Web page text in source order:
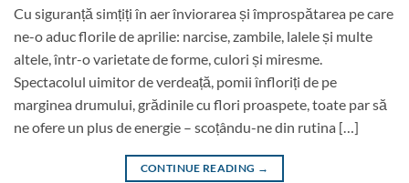
Cu siguranță simțiți în aer înviorarea și împrospătarea pe care
ne-o aduc florile de aprilie: narcise, zambile, lalele și multe
altele, într-o varietate de forme, culori și miresme.
Spectacolul uimitor de verdeață, pomii înfloriți de pe
marginea drumului, grădinile cu flori proaspete, toate par să
ne ofere un plus de energie – scoțându-ne din rutina […]
CONTINUE READING →